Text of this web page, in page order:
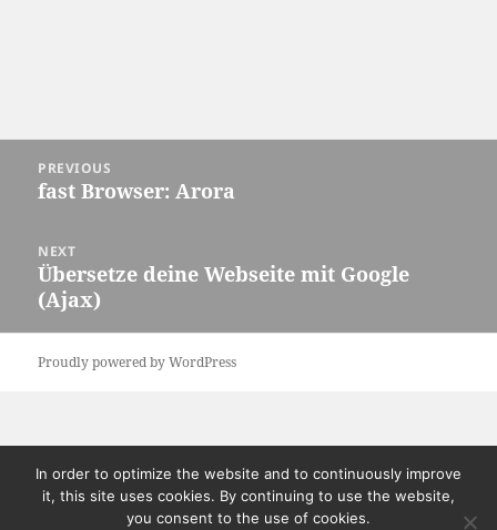
navigation
PREVIOUS
Previous
fast Browser: Arora
NEXT
Next
post:
Übersetze deine Webseite mit Google
(Ajax)
Proudly powered by WordPress
In order to optimize the website and to continuously improve
it, this site uses cookies. By continuing to use the website,
you consent to the use of cookies.